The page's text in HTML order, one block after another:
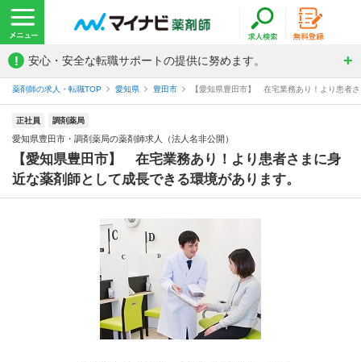
! 安心・安全な転職サポートの提供に努めます。
薬剤師の求人・転職TOP 愛知県 豊田市 【愛知県豊田市】 在宅業務あり！より患者
正社員 調剤薬局
愛知県豊田市・調剤薬局の薬剤師求人（法人名非公開）
【愛知県豊田市】 在宅業務あり！より患者さまに身
近な薬剤師として成長できる環境があります。